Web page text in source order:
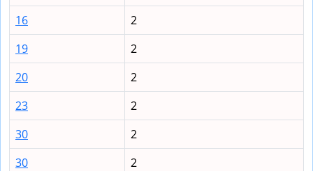
16
2
19
2
20
2
23
2
30
2
30
2